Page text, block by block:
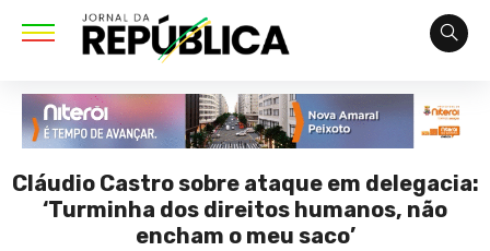
Cláudio Castro sobre ataque em delegacia:
‘Turminha dos direitos humanos, não
encham o meu saco’